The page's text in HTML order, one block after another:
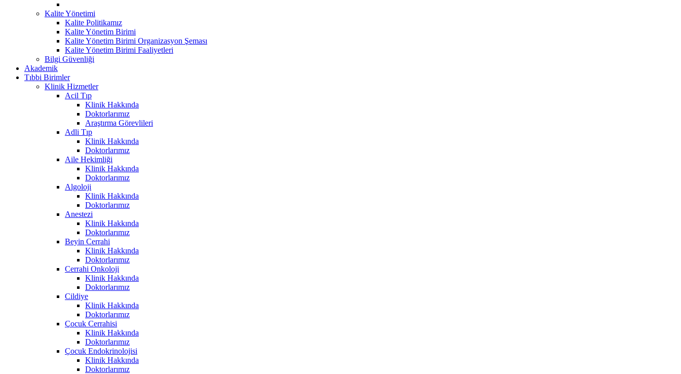
Kalite Yönetimi
Kalite Politikamız
Kalite Yönetim Birimi
Kalite Yönetim Birimi Organizasyon Şeması
Kalite Yönetim Birimi Faaliyetleri
Bilgi Güvenliği
Akademik
Tıbbi Birimler
Klinik Hizmetler
Acil Tıp
Klinik Hakkında
Doktorlarımız
Araştırma Görevlileri
Adli Tıp
Klinik Hakkında
Doktorlarımız
Aile Hekimliği
Klinik Hakkında
Doktorlarımız
Algoloji
Klinik Hakkında
Doktorlarımız
Anestezi
Klinik Hakkında
Doktorlarımız
Beyin Cerrahi
Klinik Hakkında
Doktorlarımız
Cerrahi Onkoloji
Klinik Hakkında
Doktorlarımız
Cildiye
Klinik Hakkında
Doktorlarımız
Çocuk Cerrahisi
Klinik Hakkında
Doktorlarımız
Çocuk Endokrinolojisi
Klinik Hakkında
Doktorlarımız